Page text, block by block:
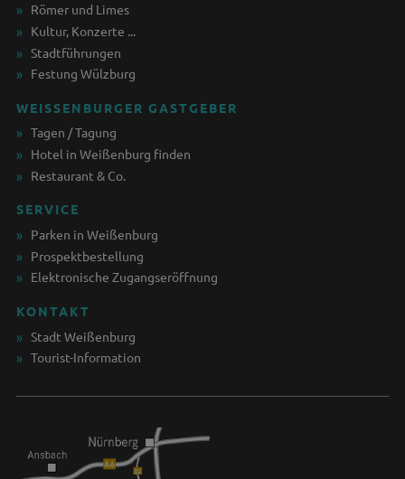
Römer und Limes
Kultur, Konzerte ...
Stadtführungen
Festung Wülzburg
WEISSENBURGER GASTGEBER
Tagen / Tagung
Hotel in Weißenburg finden
Restaurant & Co.
SERVICE
Parken in Weißenburg
Prospektbestellung
Elektronische Zugangseröffnung
KONTAKT
Stadt Weißenburg
Tourist-Information